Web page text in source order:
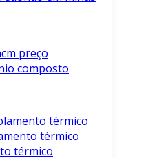
preço
composto
térmico
térmico
térmico